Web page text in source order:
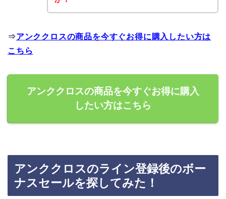
⇒アンククロスの商品を今すぐお得に購入したい方は
こちら
アンククロスの商品を今すぐお得に購入
したい方はこちら
アンククロスのライン登録後のボー
ナスセールを探してみた！